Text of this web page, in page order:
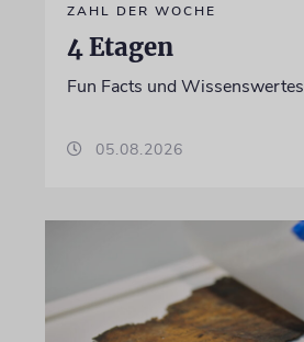
ZAHL DER WOCHE
4 Etagen
Fun Facts und Wissenswertes
05.08.2026